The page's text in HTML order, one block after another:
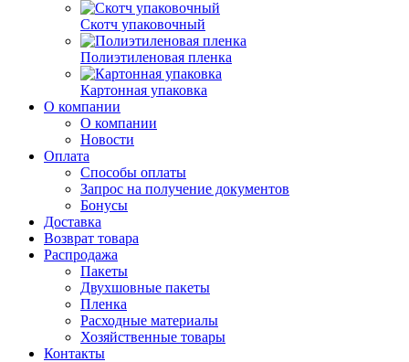
Скотч упаковочный
Полиэтиленовая пленка
Картонная упаковка
О компании
О компании
Новости
Оплата
Способы оплаты
Запрос на получение документов
Бонусы
Доставка
Возврат товара
Распродажа
Пакеты
Двухшовные пакеты
Пленка
Расходные материалы
Хозяйственные товары
Контакты